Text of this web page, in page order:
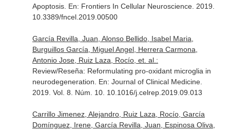
Apoptosis. En: Frontiers In Cellular Neuroscience. 2019.
10.3389/fncel.2019.00500
García Revilla, Juan, Alonso Bellido, Isabel Maria,
Burguillos García, Miguel Angel, Herrera Carmona,
Antonio Jose, Ruiz Laza, Rocío, et. al.:
Review/Reseña: Reformulating pro-oxidant microglia in
neurodegeneration. En: Journal of Clinical Medicine.
2019. Vol. 8. Núm. 10. 10.1016/j.celrep.2019.09.013
Carrillo Jimenez, Alejandro, Ruiz Laza, Rocío, García
Domínguez, Irene, García Revilla, Juan, Espinosa Oliva,